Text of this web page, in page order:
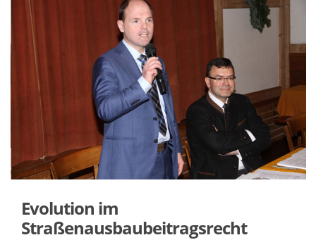
Evolution im
Straßenausbaubeitragsrecht